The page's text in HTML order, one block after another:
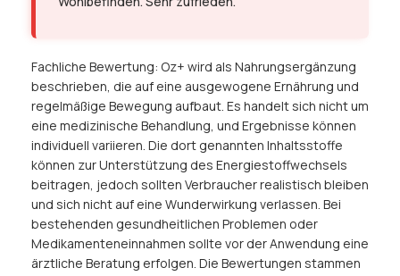
Fachliche Bewertung: Oz+ wird als Nahrungsergänzung
beschrieben, die auf eine ausgewogene Ernährung und
regelmäßige Bewegung aufbaut. Es handelt sich nicht um
eine medizinische Behandlung, und Ergebnisse können
individuell variieren. Die dort genannten Inhaltsstoffe
können zur Unterstützung des Energiestoffwechsels
beitragen, jedoch sollten Verbraucher realistisch bleiben
und sich nicht auf eine Wunderwirkung verlassen. Bei
bestehenden gesundheitlichen Problemen oder
Medikamenteneinnahmen sollte vor der Anwendung eine
ärztliche Beratung erfolgen. Die Bewertungen stammen